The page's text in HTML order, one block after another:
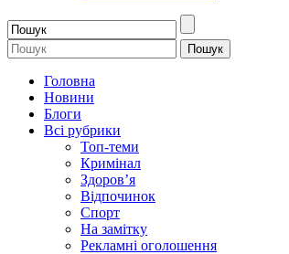
Головна
Новини
Блоги
Всі рубрики
Топ-теми
Кримінал
Здоров’я
Відпочинок
Спорт
На замітку
Рекламні оголошення